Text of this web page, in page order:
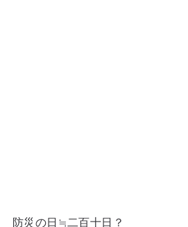
防災の日≒二百十日？